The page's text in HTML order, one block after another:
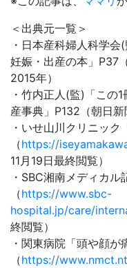
＜出典元一覧＞
・日本産科婦人科学
妊娠・出産の本」P37
2015年）
・竹内正人(監)「この
産事典」P132（朝日新
・いせ山川クリニック
（https://
11月19日最終閲覧）
・SBC湘南メディカル
（https://www.sbc-
hospital.jp/care/
終閲覧）
・関東病院「頭や顔が
（https://